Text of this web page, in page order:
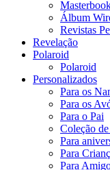
Álbum
Revistas
Revelação
Polaroid
Polaroid
Personalizados
Para os
Para os
Para o Pai
Coleção
Para
Para
Para